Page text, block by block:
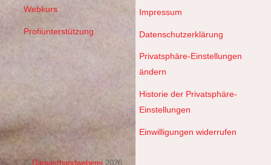
Webkurs
Profiunterstützung
Impressum
Datenschutzerklärung
Privatsphäre-Einstellungen
ändern
Historie der Privatsphäre-
Einstellungen
Einwilligungen widerrufen
© Damasthandweberei 2026